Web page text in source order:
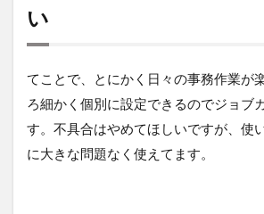
い
てことで、とにかく日々の事務作業が
ろ細かく個別に設定できるのでジョブ
す。不具合はやめてほしいですが、使
に大きな問題なく使えてます。